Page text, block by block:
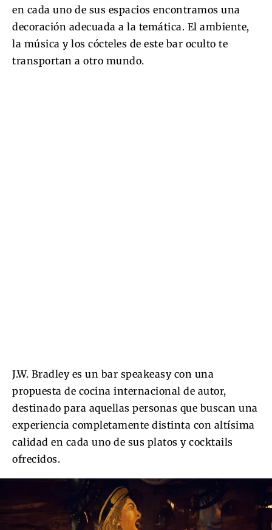
en cada uno de sus espacios encontramos una
decoración adecuada a la temática. El ambiente,
la música y los cócteles de este bar oculto te
transportan a otro mundo.
J.W. Bradley es un bar speakeasy con una
propuesta de cocina internacional de autor,
destinado para aquellas personas que buscan una
experiencia completamente distinta con altísima
calidad en cada uno de sus platos y cocktails
ofrecidos.